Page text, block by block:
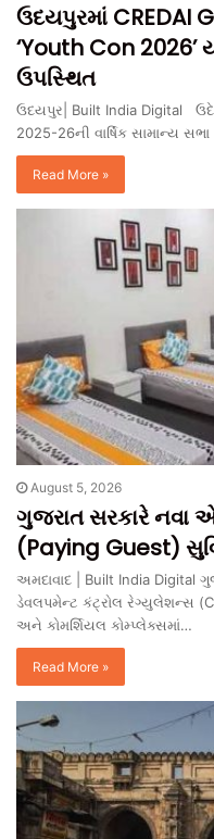
ઉદયપુરમાં CREDAI
‘Youth Con 2026’
ઉપસ્થિત
ઉદયપુર| Built India Digital
2025-26ની વાર્ષિક સામાન્ય
Read More »
August 5, 2026
ગુજરાત સરકારે નવા
(Paying Guest)
અમદાવાદ | Built India Digital
ડેવલપમેન્ટ કંટ્રોલ રેગ્યુલેશન્સ
અને કોમર્શિયલ કોમ્પ્લેક્સમાં…
Read More »